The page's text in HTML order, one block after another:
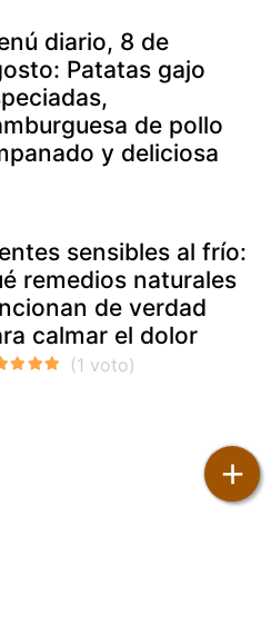
diario, 8 de
Patatas gajo
de pollo
y deliciosa
sensibles al frío:
remedios naturales
de verdad
calmar el dolor
+